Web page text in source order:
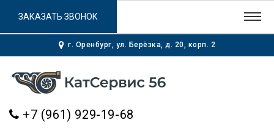
г. Оренбург, ул. Берёзка, д. 20, корп. 2
+7 (961) 929-19-68
ЗАКАЗАТЬ ЗВОНОК